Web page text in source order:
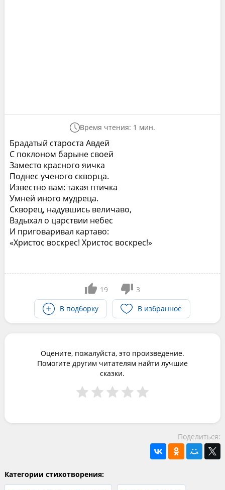
Время чтения: 1 мин.
Брадатый староста Авдей
С поклоном барыне своей
Заместо красного яичка
Поднес ученого скворца.
Известно вам: такая птичка
Умней иного мудреца.
Скворец, надувшись величаво,
Вздыхал о царствии небес
И приговаривал картаво:
«Христос воскрес! Христос воскрес!»
19
3
В подборку
В избранное
Оцените, пожалуйста, это произведение.
Помогите другим читателям найти лучшие
сказки.
Поделиться:
Категории стихотворения: